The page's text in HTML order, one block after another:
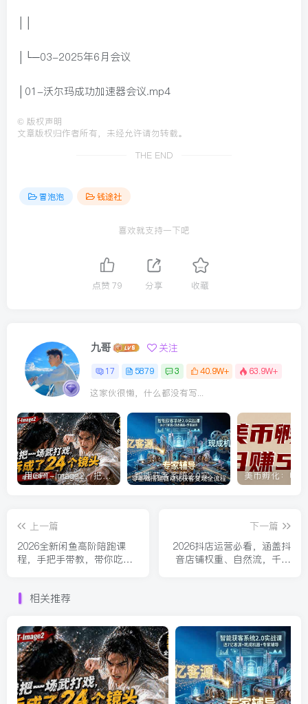
│└─03-2025年6月会议
│01-沃尔玛成功加速器会议.mp4
© 版权声明
文章版权归作者所有，未经允许请勿转载。
THE END
冒泡泡 钱途社
喜欢就支持一下吧
点赞 79 分享 收藏
九哥 关注
17 5879 3 40.9W+
63.9W+
这家伙很懒，什么都没有写...
用GPT-Image2，把一段武打对决拆成24个连续镜头，从人物建立、动作衔接、运镜节奏，到情绪爆发 智能获客系统2.0实战课：送7亿客源+现成机器+专家辅导，零基础搭建自动化获客变现全流程
上一篇
2026全新闲鱼高阶陪跑课
程，手把手带教，带你吃透
下一篇
2026抖店运营必看，涵盖抖
音店铺权重、自然流，千川
相关推荐